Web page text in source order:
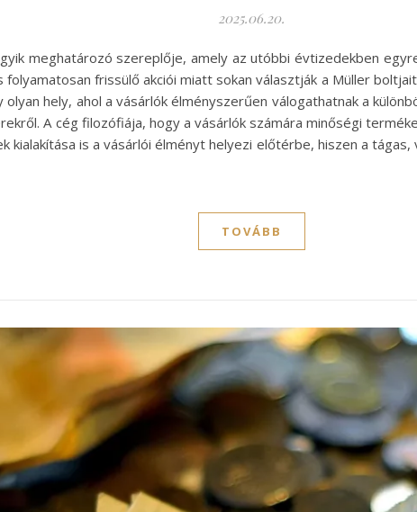
2025.06.20.
meghatározó szereplője, amely az utóbbi évtizedekben
frissülő akciói miatt sokan választják a Müller
hely, ahol a vásárlók élményszerűen válogathatnak a
A cég filozófiája, hogy a vásárlók számára minőségi
kialakítása is a vásárlói élményt helyezi előtérbe, hiszen a
TOVÁBB